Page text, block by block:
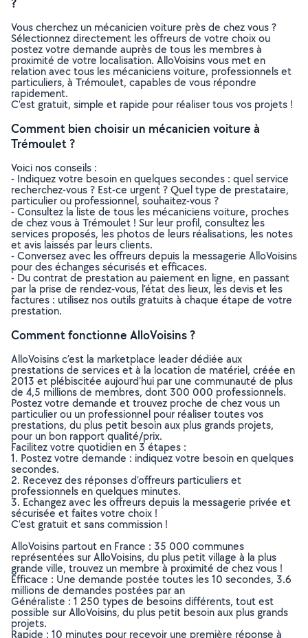
Vous cherchez un mécanicien voiture près de chez vous ?
Sélectionnez directement les offreurs de votre choix ou
postez votre demande auprès de tous les membres à
proximité de votre localisation. AlloVoisins vous met en
relation avec tous les mécaniciens voiture, professionnels et
particuliers, à Trémoulet, capables de vous répondre
rapidement.
C’est gratuit, simple et rapide pour réaliser tous vos projets !
Comment bien choisir un mécanicien voiture à
Trémoulet ?
Voici nos conseils :
- Indiquez votre besoin en quelques secondes : quel service
recherchez-vous ? Est-ce urgent ? Quel type de prestataire,
particulier ou professionnel, souhaitez-vous ?
- Consultez la liste de tous les mécaniciens voiture, proches
de chez vous à Trémoulet ! Sur leur profil, consultez les
services proposés, les photos de leurs réalisations, les notes
et avis laissés par leurs clients.
- Conversez avec les offreurs depuis la messagerie AlloVoisins
pour des échanges sécurisés et efficaces.
- Du contrat de prestation au paiement en ligne, en passant
par la prise de rendez-vous, l’état des lieux, les devis et les
factures : utilisez nos outils gratuits à chaque étape de votre
prestation.
Comment fonctionne AlloVoisins ?
AlloVoisins c’est la marketplace leader dédiée aux
prestations de services et à la location de matériel, créée en
2013 et plébiscitée aujourd’hui par une communauté de plus
de 4,5 millions de membres, dont 300 000 professionnels.
Postez votre demande et trouvez proche de chez vous un
particulier ou un professionnel pour réaliser toutes vos
prestations, du plus petit besoin aux plus grands projets,
pour un bon rapport qualité/prix.
Facilitez votre quotidien en 3 étapes :
1. Postez votre demande : indiquez votre besoin en quelques
secondes.
2. Recevez des réponses d’offreurs particuliers et
professionnels en quelques minutes.
3. Echangez avec les offreurs depuis la messagerie privée et
sécurisée et faites votre choix !
C’est gratuit et sans commission !
AlloVoisins partout en France : 35 000 communes
représentées sur AlloVoisins, du plus petit village à la plus
grande ville, trouvez un membre à proximité de chez vous !
Efficace : Une demande postée toutes les 10 secondes, 3.6
millions de demandes postées par an
Généraliste : 1 250 types de besoins différents, tout est
possible sur AlloVoisins, du plus petit besoin aux plus grands
projets.
Rapide : 10 minutes pour recevoir une première réponse à